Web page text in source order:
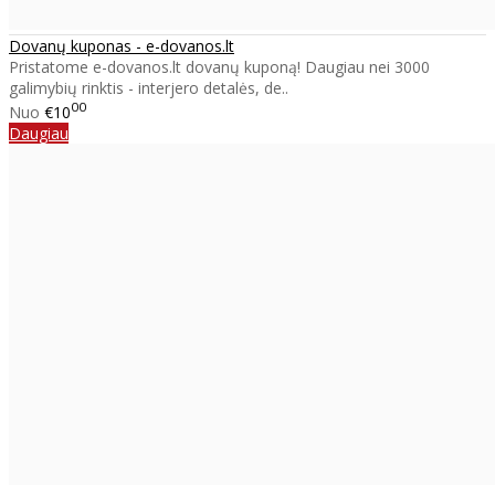
Dovanų kuponas - e-dovanos.lt
Pristatome e-dovanos.lt dovanų kuponą! Daugiau nei 3000
galimybių rinktis - interjero detalės, de..
Nuo €1000
Daugiau